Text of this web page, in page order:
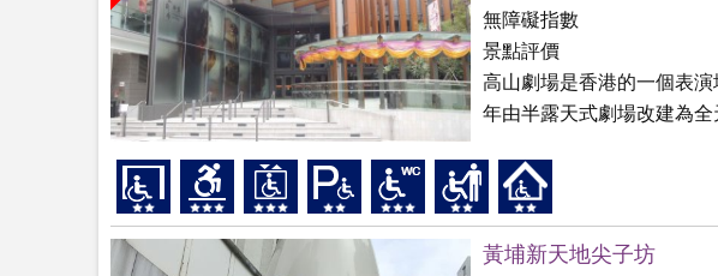
無障礙指數
景點評價
高山劇場是香港的一個表
年由半露天式劇場改建為
黃埔新天地尖子坊